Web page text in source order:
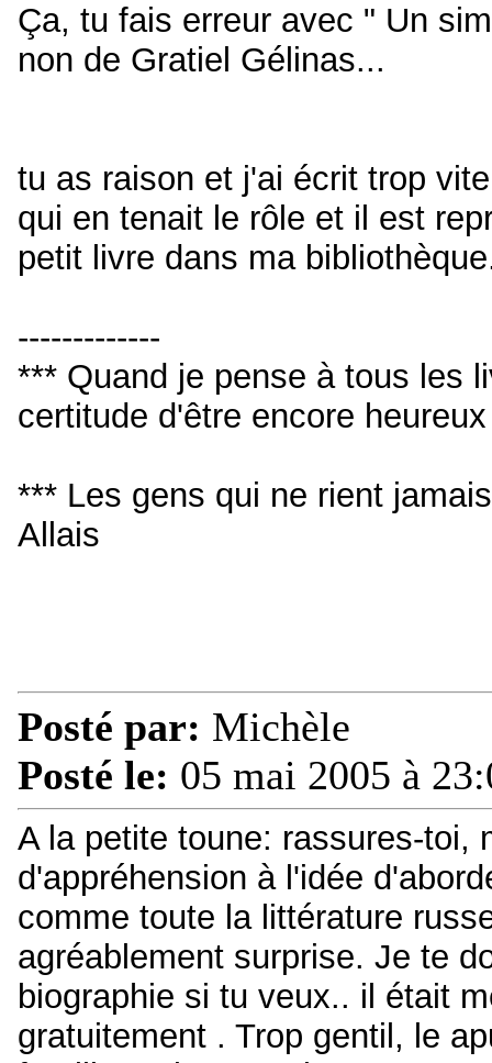
Ça, tu fais erreur avec " Un
non de Gratiel Gélinas...
tu as raison et j'ai écrit trop
qui en tenait le rôle et il est
petit livre dans ma
-------------
*** Quand je pense à tous les
certitude d'être encore
*** Les gens qui ne rient
Allais
Posté par: Michèle
Posté le: 05 mai 2005 à
A la petite toune: rassures-toi,
d'appréhension à l'idée
comme toute la littérature
agréablement surprise. Je te
biographie si tu veux.. il était
gratuitement . Trop gentil, le